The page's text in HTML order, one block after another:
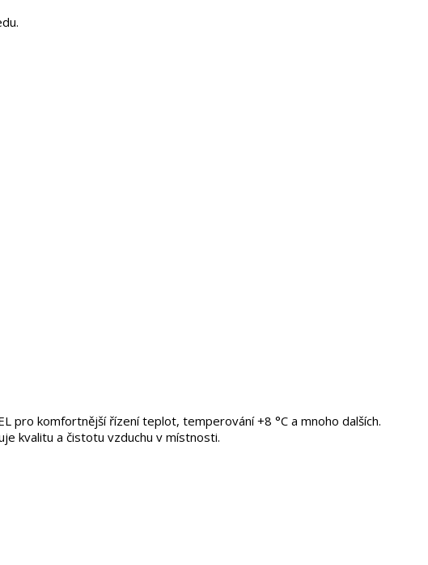
pro komfortnější řízení teplot, temperování +8 °C a mnoho dalších.
kvalitu a čistotu vzduchu v místnosti.